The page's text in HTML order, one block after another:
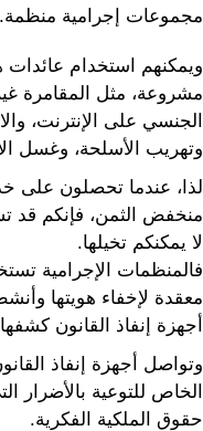
مجموعات إجرامية منظمة.
ويمكنهم استخدام
مشروعة، مثل المقامرة
الجنسي على الإنترنت،
وتهريب الأسلحة، وغسل
لذا، عندما تحصلون على
منخفض الثمن، فإنكم قد
لا يمكنكم تخيلها.
فالمنظمات الإجرامية
معقدة لإخفاء هويتها
أجهزة إنفاذ القانون
وتواصل أجهزة إنفاذ
الخاص للتوعية بالأضرار
حقوق الملكية الفكرية.